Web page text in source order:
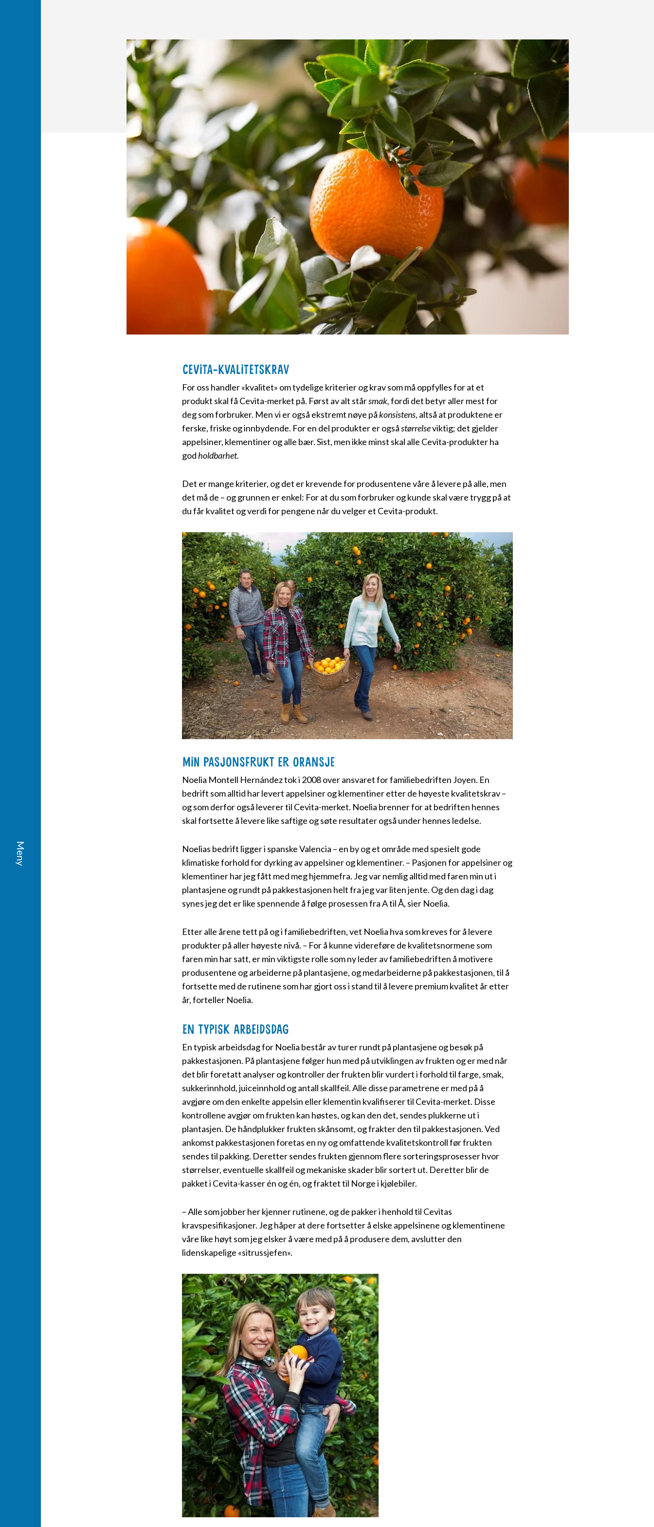
Cevita-kvalitetskrav
For oss handler «kvalitet» om tydelige kriterier og krav som må oppfylles for at et
produkt skal få Cevita-merket på. Først av alt stårsmak,fordi det betyr aller mest for
deg som forbruker. Men vi er også ekstremt nøye påkonsistens, altså at produktene er
ferske, friske og innbydende. For en del produkter er ogsåstørrelseviktig; det gjelder
appelsiner, klementiner og alle bær. Sist, men ikke minst skal alle Cevita-produkter ha
godholdbarhet.
Det er mange kriterier, og det er krevende for produsentene våre å levere på alle, men
det må de – og grunnen er enkel: For at du som forbruker og kunde skal være trygg på at
du får kvalitet og verdi for pengene når du velger et Cevita-produkt.
Min pasjonsfrukt er oransje
Noelia Montell Hernández tok i 2008 over ansvaret for familiebedriften Joyen. En
bedrift som alltid har levert appelsiner og klementiner etter de høyeste kvalitetskrav –
og som derfor også leverer til Cevita-merket. Noelia brenner for at bedriften hennes
skal fortsette å levere like saftige og søte resultater også under hennes ledelse.
Noelias bedrift ligger i spanske Valencia – en by og et område med spesielt gode
klimatiske forhold for dyrking av appelsiner og klementiner. – Pasjonen for appelsiner og
klementiner har jeg fått med meg hjemmefra. Jeg var nemlig alltid med faren min ut i
plantasjene og rundt på pakkestasjonen helt fra jeg var liten jente. Og den dag i dag
synes jeg det er like spennende å følge prosessen fra A til Å, sier Noelia.
Etter alle årene tett på og i familiebedriften, vet Noelia hva som kreves for å levere
produkter på aller høyeste nivå. – For å kunne videreføre de kvalitetsnormene som
faren min har satt, er min viktigste rolle som ny leder av familiebedriften å motivere
produsentene og arbeiderne på plantasjene, og medarbeiderne på pakkestasjonen, til å
fortsette med de rutinene som har gjort oss i stand til å levere premium kvalitet år etter
år, forteller Noelia.
En typisk arbeidsdag
En typisk arbeidsdag for Noelia består av turer rundt på plantasjene og besøk på
pakkestasjonen. På plantasjene følger hun med på utviklingen av frukten og er med når
det blir foretatt analyser og kontroller der frukten blir vurdert i forhold til farge, smak,
sukkerinnhold, juiceinnhold og antall skallfeil. Alle disse parametrene er med på å
avgjøre om den enkelte appelsin eller klementin kvalifiserer til Cevita-merket. Disse
kontrollene avgjør om frukten kan høstes, og kan den det, sendes plukkerne ut i
plantasjen. De håndplukker frukten skånsomt, og frakter den til pakkestasjonen. Ved
ankomst pakkestasjonen foretas en ny og omfattende kvalitetskontroll før frukten
sendes til pakking. Deretter sendes frukten gjennom flere sorteringsprosesser hvor
størrelser, eventuelle skallfeil og mekaniske skader blir sortert ut. Deretter blir de
pakket i Cevita-kasser én og én, og fraktet til Norge i kjølebiler.
– Alle som jobber her kjenner rutinene, og de pakker i henhold til Cevitas
kravspesifikasjoner. Jeg håper at dere fortsetter å elske appelsinene og klementinene
våre like høyt som jeg elsker å være med på å produsere dem, avslutter den
lidenskapelige «sitrussjefen».